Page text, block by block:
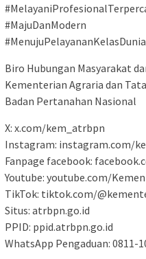
#MajuDanModern
#MenujuPelayananKelasDunia
Biro Hubungan Masyarakat
Kementerian Agraria dan
Badan Pertanahan Nasional
X: x.com/kem_atrbpn
Instagram: instagram.com/
Fanpage facebook:
Youtube: youtube.com/
TikTok: tiktok.com/
Situs: atrbpn.go.id
PPID: ppid.atrbpn.go.id
WhatsApp Pengaduan: 0811-